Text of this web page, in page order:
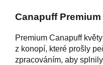
Canapuff Premium
Premium Canapuff
z konopí, které prošly
zpracováním, aby